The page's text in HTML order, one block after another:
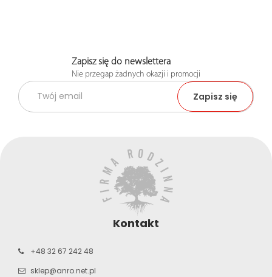
Zapisz się do newslettera
Nie przegap żadnych okazji i promocji
Kontakt
+48 32 67 242 48
sklep@anro.net.pl